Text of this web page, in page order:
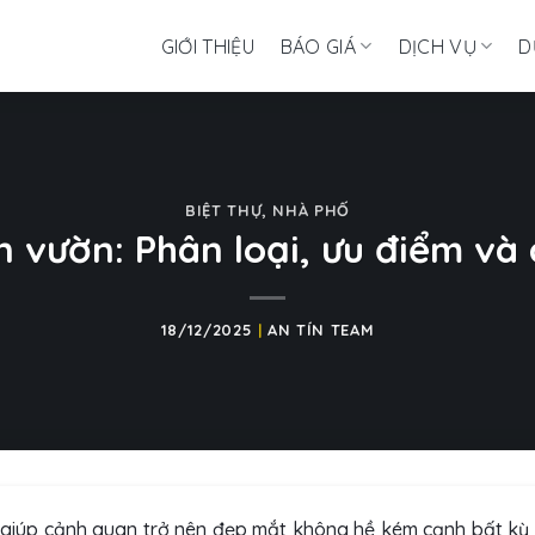
GIỚI THIỆU BÁO GIÁ DỊCH VỤ
BIỆT THỰ, NHÀ PHỐ
vườn: Phân loại, ưu điểm
18/12/2025 |AN TÍN TEAM
cảnh quan trở nên đẹp mắt không hề kém cạnh bất